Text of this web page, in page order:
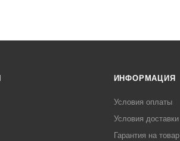
ИНФОРМАЦИЯ
Условия оплаты
Условия доставки
Гарантия на товар